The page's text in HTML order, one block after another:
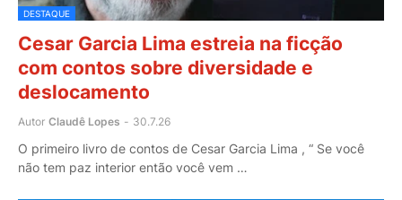
DESTAQUE
Cesar Garcia Lima estreia na ficção
com contos sobre diversidade e
deslocamento
Autor Claudê Lopes - 30.7.26
O primeiro livro de contos de Cesar Garcia Lima , “ Se você
não tem paz interior então você vem …